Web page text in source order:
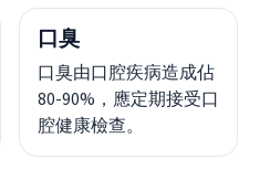
口臭
口臭由口腔疾病造成佔
80-90%，應定期接受口
腔健康檢查。